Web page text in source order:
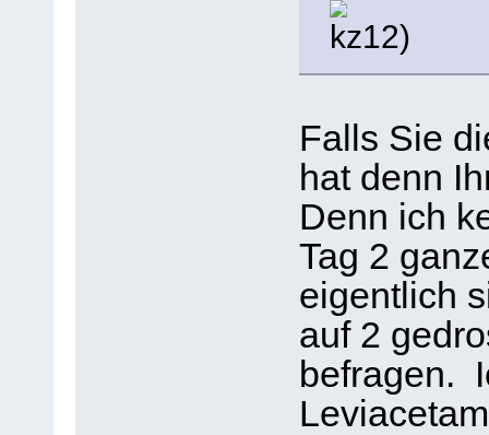
Falls Sie
hat denn
Denn ich
Tag 2
eigentlich
auf 2
befragen.